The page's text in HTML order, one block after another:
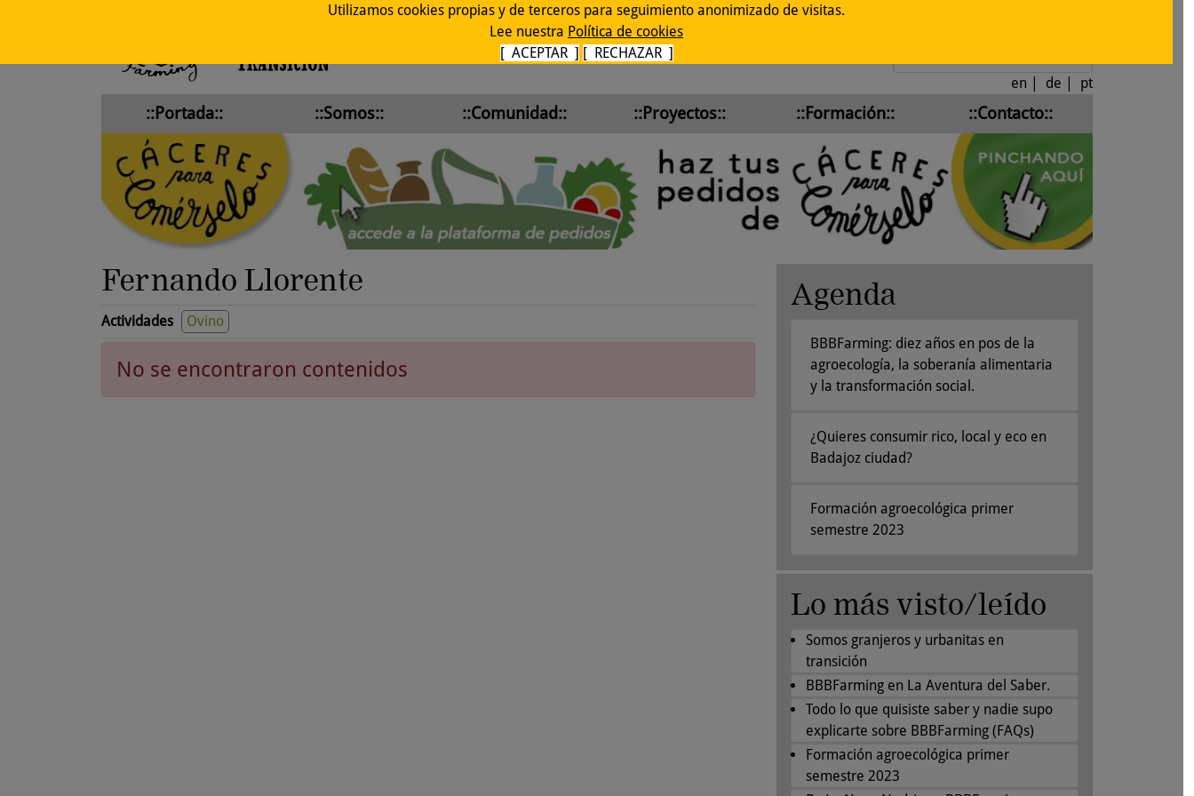
Utilizamos cookies propias y de terceros para seguimiento anonimizado de visitas.
Lee nuestra Política de cookies
[ ACEPTAR ] [ RECHAZAR ]
en de pt
::Portada:: ::Somos:: ::Comunidad:: ::Proyectos:: ::Formación:: ::Contacto::
Fernando Llorente
Actividades Ovino
No se encontraron contenidos
Agenda
BBBFarming: diez años en pos de la
agroecología, la soberanía alimentaria
y la transformación social.
¿Quieres consumir rico, local y eco en
Badajoz ciudad?
Formación agroecológica primer
semestre 2023
Lo más visto/leído
Somos granjeros y urbanitas en
transición
BBBFarming en La Aventura del Saber.
Todo lo que quisiste saber y nadie supo
explicarte sobre BBBFarming (FAQs)
Formación agroecológica primer
semestre 2023